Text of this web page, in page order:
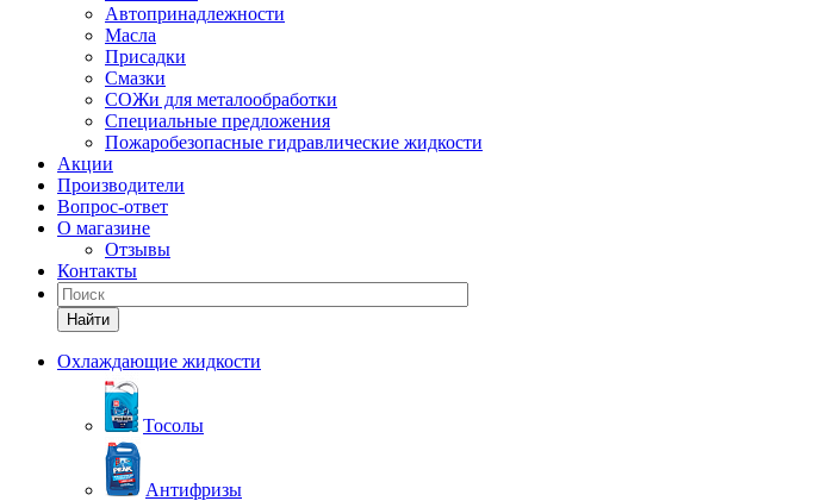
Автопринадлежности
Масла
Присадки
Смазки
СОЖи для металообработки
Специальные предложения
Пожаробезопасные гидравлические жидкости
Акции
Производители
Вопрос-ответ
О магазине
Отзывы
Контакты
Найти
Охлаждающие жидкости
Тосолы
Антифризы